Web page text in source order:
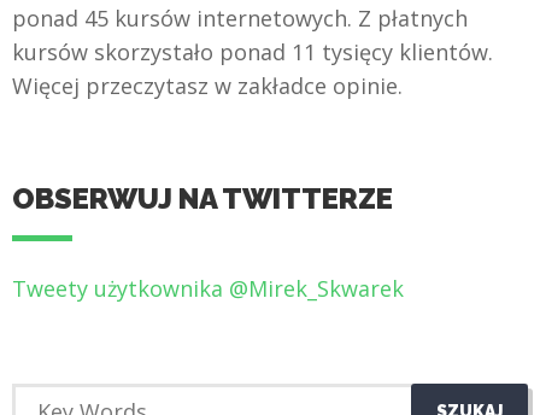
ponad 45 kursów internetowych. Z płatnych
kursów skorzystało ponad 11 tysięcy klientów.
Więcej przeczytasz w zakładce opinie.
OBSERWUJ NA TWITTERZE
Tweety użytkownika @Mirek_Skwarek